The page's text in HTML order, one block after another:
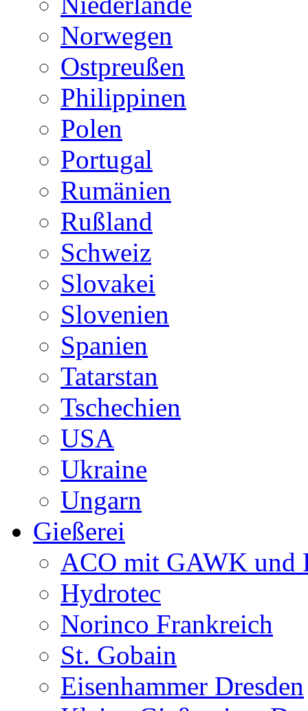
Norwegen
Ostpreußen
Philippinen
Polen
Portugal
Rumänien
Rußland
Schweiz
Slovakei
Slovenien
Spanien
Tatarstan
Tschechien
USA
Ukraine
Ungarn
Gießerei
ACO mit GAWK und
Hydrotec
Norinco Frankreich
St. Gobain
Eisenhammer Dresden